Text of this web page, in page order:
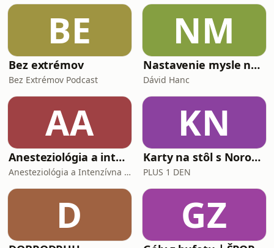
BE
Bez extrémov
Bez Extrémov Podcast
NM
Nastavenie mysle na lásku
Dávid Hanc
AA
Anesteziológia a intenzívna medicína - AI podcast
Anesteziológia a Intenzívna medicína - AI podcast
KN
Karty na stôl s Norom Dolinským
PLUS 1 DEN
D GZ